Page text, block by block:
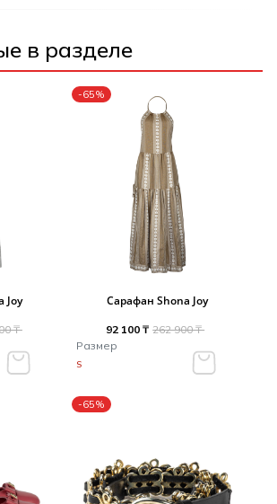
в разделе
Joy
₸
-65%
Сарафан Shona Joy
92 100 ₸ 262 900 ₸
Размер
S
-65%